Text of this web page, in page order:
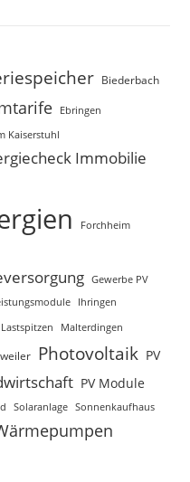
Biederbach
Ebringen
Kaiserstuhl
Immobilie
Forchheim
Gewerbe PV
Ihringen
Lastspitzen Malterdingen
Photovoltaik PV
PV Module
Solaranlage Sonnenkaufhaus